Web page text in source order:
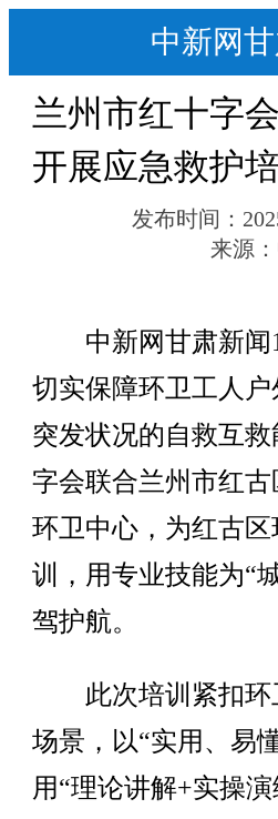
中新网
兰州市红十字
开展应急救护
发布时间：
来源：
中新网甘肃新闻
切实保障环卫工人
突发状况的自救互
字会联合兰州市红
环卫中心，为红古
训，用专业技能为“
驾护航。
此次培训紧扣环
场景，以“实用、易
用“理论讲解+实操